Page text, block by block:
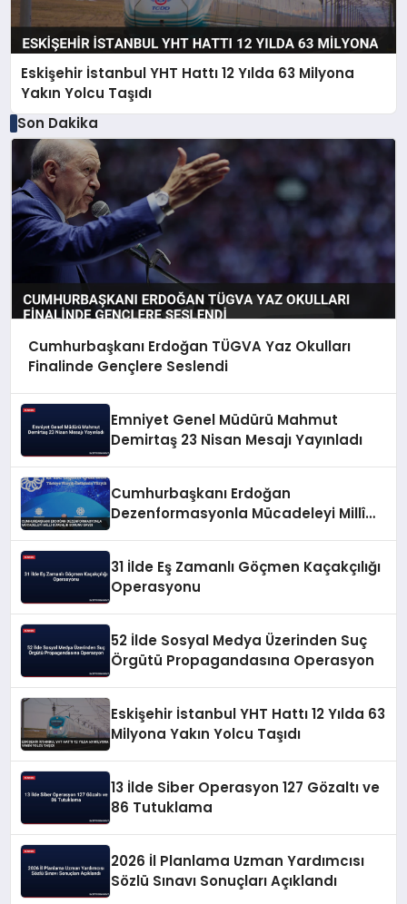
Eskişehir İstanbul YHT Hattı 12 Yılda 63 Milyona
Yakın Yolcu Taşıdı
Son Dakika
Cumhurbaşkanı Erdoğan TÜGVA Yaz Okulları
Finalinde Gençlere Seslendi
Emniyet Genel Müdürü Mahmut
Demirtaş 23 Nisan Mesajı Yayınladı
Cumhurbaşkanı Erdoğan
Dezenformasyonla Mücadeleyi Millî
31 İlde Eş Zamanlı Göçmen Kaçakçılığı
Operasyonu
52 İlde Sosyal Medya Üzerinden Suç
Örgütü Propagandasına Operasyon
Eskişehir İstanbul YHT Hattı 12 Yılda 63
Milyona Yakın Yolcu Taşıdı
13 İlde Siber Operasyon 127 Gözaltı ve
86 Tutuklama
2026 İl Planlama Uzman Yardımcısı
Sözlü Sınavı Sonuçları Açıklandı